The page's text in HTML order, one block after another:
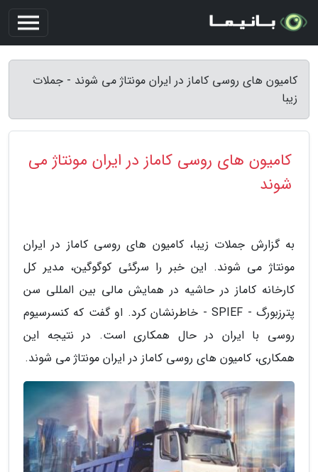
کامیون های روسی کاماز در ایران مونتاژ می شوند - جملات
زیبا
کامیون های روسی کاماز در ایران مونتاژ می
شوند
به گزارش جملات زیبا، کامیون های روسی کاماز در ایران
مونتاژ می شوند. این خبر را سرگئی کوگوگین، مدیر کل
کارخانه کاماز در حاشیه در همایش مالی بین المللی سن
پترزبورگ - SPIEF - خاطرنشان کرد. او گفت که کنسرسیوم
روسی با ایران در حال همکاری است. در نتیجه این
همکاری، کامیون های روسی کاماز در ایران مونتاژ می شوند.